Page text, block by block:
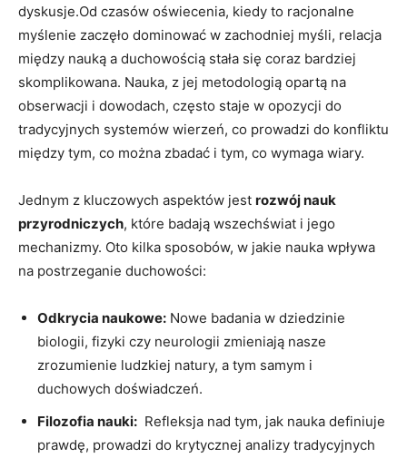
dyskusje.Od czasów ​oświecenia, kiedy to racjonalne
myślenie zaczęło dominować w zachodniej myśli, relacja
między ​nauką a duchowością stała się coraz bardziej
skomplikowana. Nauka,‍ z jej metodologią opartą na
obserwacji i dowodach, często ⁣staje w opozycji⁢ do⁣
tradycyjnych systemów wierzeń,⁢ co prowadzi do konfliktu
między tym, co⁣ można zbadać i tym, co‍ wymaga ⁤wiary.
Jednym ‌z kluczowych aspektów jest rozwój nauk
przyrodniczych, które⁢ badają wszechświat i jego
mechanizmy. Oto kilka ‍sposobów,⁤ w jakie nauka wpływa
‍na​ postrzeganie ⁢duchowości:
Odkrycia naukowe: Nowe badania ⁢w‌ dziedzinie
biologii,‍ fizyki czy neurologii zmieniają nasze
zrozumienie⁤ ludzkiej⁤ natury,⁤ a tym samym​ i
duchowych doświadczeń.
Filozofia nauki: ‌ Refleksja nad tym, jak nauka definiuje
prawdę, prowadzi ​do krytycznej analizy tradycyjnych